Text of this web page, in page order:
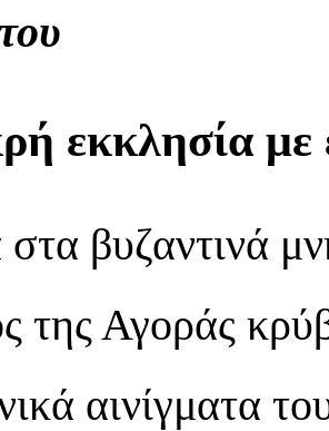
εκκλησία με
βυζαντινά
της Αγοράς
αινίγματα